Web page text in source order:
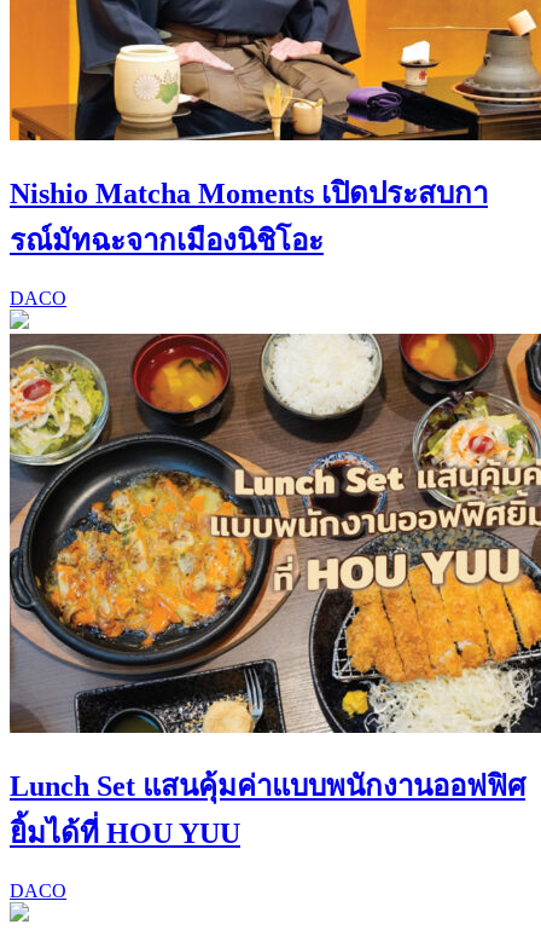
Nishio Matcha Moments เปิดประสบกา
รณ์มัทฉะจากเมืองนิชิโอะ
DACO
Lunch Set แสนคุ้มค่าแบบพนักงานออฟฟิศ
ยิ้มได้ที่ HOU YUU
DACO